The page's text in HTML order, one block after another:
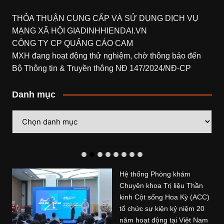
THỎA THUẬN CUNG CẤP VÀ SỬ DỤNG DỊCH VỤ
MẠNG XÃ HỘI GIADINHHIENDAI.VN
CÔNG TY CP QUẢNG CÁO CAM
MXH đang hoạt động thử nghiệm, chờ thông báo đến
Bộ Thông tin & Truyền thông NĐ 147/2024/NĐ-CP
Danh mục
mục
Hệ thống Phòng khám
Chuyên khoa Trị liệu Thần
kinh Cột sống Hoa Kỳ (ACC)
tổ chức sự kiện kỷ niệm 20
năm hoạt động tại Việt Nam